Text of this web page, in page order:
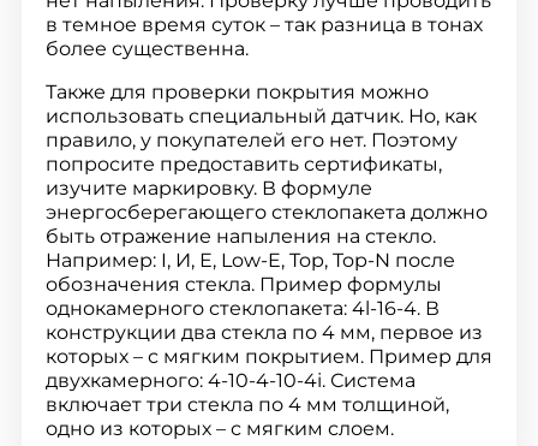
в темное время суток – так разница в тонах
более существенна.
Также для проверки покрытия можно
использовать специальный датчик. Но, как
правило, у покупателей его нет. Поэтому
попросите предоставить сертификаты,
изучите маркировку. В формуле
энергосберегающего стеклопакета должно
быть отражение напыления на стекло.
Например: I, И, Е, Low‑E, Top, Top‑N после
обозначения стекла. Пример формулы
однокамерного стеклопакета: 4l-16-4. В
конструкции два стекла по 4 мм, первое из
которых – с мягким покрытием. Пример для
двухкамерного: 4-10-4-10-4i. Система
включает три стекла по 4 мм толщиной,
одно из которых – с мягким слоем.